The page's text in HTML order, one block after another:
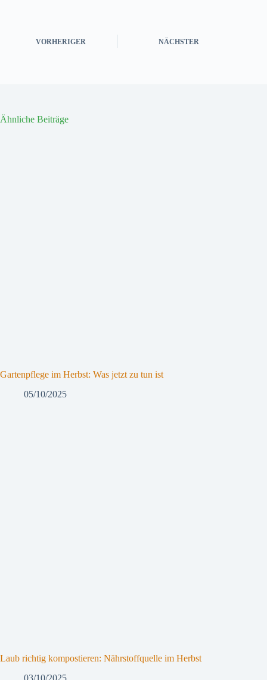
VORHERIGER NÄCHSTER
Ähnliche Beiträge
Gartenpflege im Herbst: Was jetzt zu tun ist
05/10/2025
Laub richtig kompostieren: Nährstoffquelle im Herbst